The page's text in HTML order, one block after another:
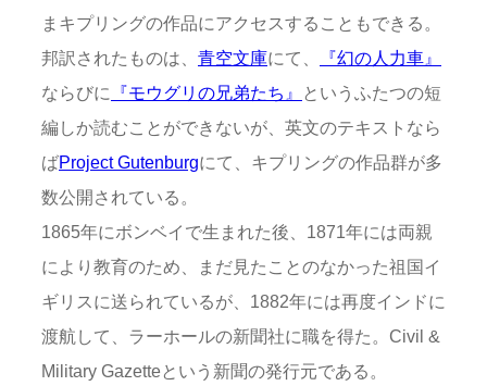
まキプリングの作品にアクセスすることもできる。
邦訳されたものは、 青空文庫にて、
『幻の人力車』
ならびに
『モウグリの兄弟たち』
というふたつの短
編しか読むことができないが、英文のテキストなら
ばProject Gutenburgにて、キプリングの作品群が多
数公開されている。
1865年にボンベイで生まれた後、1871年には両親
により教育のため、まだ見たことのなかった祖国イ
ギリスに送られているが、1882年には再度インドに
渡航して、ラーホールの新聞社に職を得た。Civil &
Military Gazetteという新聞の発行元である。